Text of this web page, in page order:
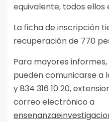
equivalente, todos ellos
La ficha de inscripción
recuperación de 770
Para mayores
pueden comunicarse a
y 834 316 10 20,
correo electrónico a